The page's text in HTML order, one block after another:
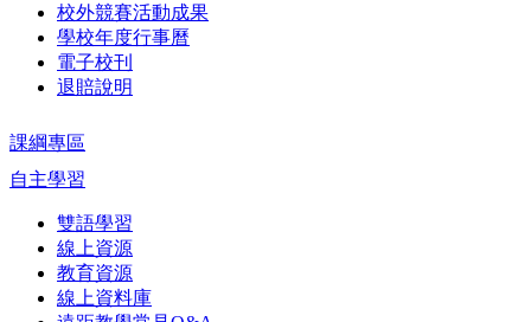
校外競賽活動成果
學校年度行事曆
電子校刊
退賠說明
課綱專區
自主學習
雙語學習
線上資源
教育資源
線上資料庫